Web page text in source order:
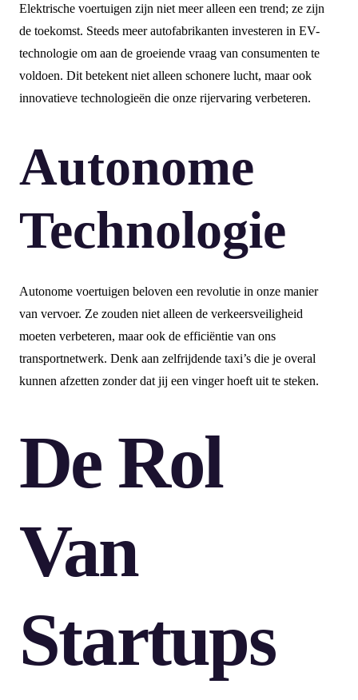
Elektrische voertuigen zijn niet meer alleen een trend; ze zijn
de toekomst. Steeds meer autofabrikanten investeren in EV-
technologie om aan de groeiende vraag van consumenten te
voldoen. Dit betekent niet alleen schonere lucht, maar ook
innovatieve technologieën die onze rijervaring verbeteren.
Autonome
Technologie
Autonome voertuigen beloven een revolutie in onze manier
van vervoer. Ze zouden niet alleen de verkeersveiligheid
moeten verbeteren, maar ook de efficiëntie van ons
transportnetwerk. Denk aan zelfrijdende taxi’s die je overal
kunnen afzetten zonder dat jij een vinger hoeft uit te steken.
De Rol
Van
Startups